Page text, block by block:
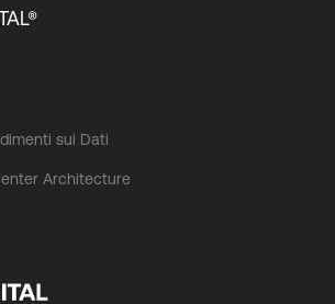
sui Dati
Architecture